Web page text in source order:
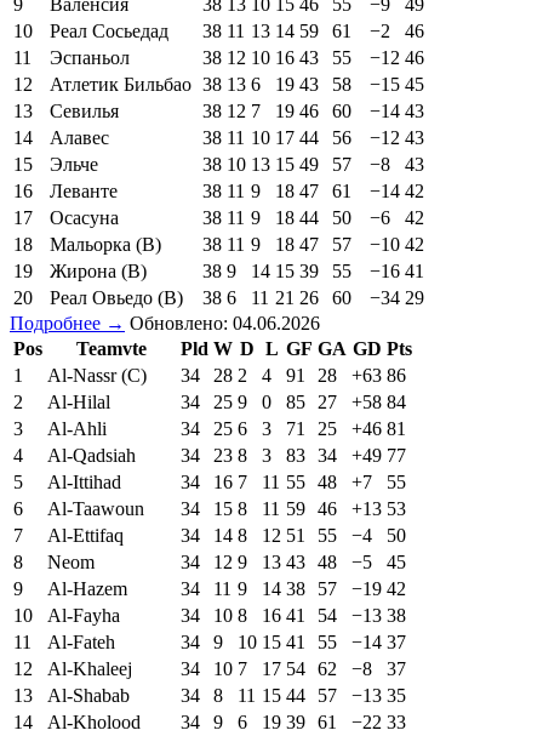
10
Реал Сосьедад 38 11 13 14 59 61 −2
46
11
Эспаньол 38 12 10 16 43 55 −12 46
12
Атлетик Бильбао 38 13 6 19 43 58 −15 45
13
Севилья 38 12 7 19 46 60 −14 43
14
Алавес 38 11 10 17 44 56 −12 43
15
Эльче 38 10 13 15 49 57 −8
43
16
Леванте 38 11 9 18 47 61 −14 42
17
Осасуна 38 11 9 18 44 50 −6
42
18
Мальорка (В) 38 11 9 18 47 57 −10 42
19
Жирона (В) 38 9 14 15 39 55 −16 41
20
Реал Овьедо (В) 38 6 11 21 26 60 −34 29
Подробнее → Обновлено: 04.06.2026
Pos
Teamvte Pld W D L GF GA GD Pts
1
Al-Nassr (C) 34 28 2 4 91 28 +63 86
2
Al-Hilal 34 25 9 0 85 27 +58 84
3
Al-Ahli 34 25 6 3 71 25 +46 81
4
Al-Qadsiah 34 23 8 3 83 34 +49 77
5
Al-Ittihad 34 16 7 11 55 48 +7
55
6
Al-Taawoun 34 15 8 11 59 46 +13 53
7
Al-Ettifaq 34 14 8 12 51 55 −4
50
8
Neom 34 12 9 13 43 48 −5
45
9
Al-Hazem 34 11 9 14 38 57 −19 42
10
Al-Fayha 34 10 8 16 41 54 −13 38
11
Al-Fateh 34 9 10 15 41 55 −14 37
12
Al-Khaleej 34 10 7 17 54 62 −8
37
13
Al-Shabab 34 8 11 15 44 57 −13 35
14
Al-Kholood 34 9 6 19 39 61 −22 33